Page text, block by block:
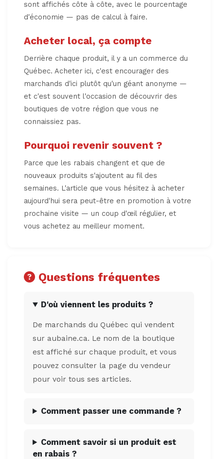
sont affichés côte à côte, avec le pourcentage
d'économie — pas de calcul à faire.
Acheter local, ça compte
Derrière chaque produit, il y a un commerce du
Québec. Acheter ici, c'est encourager des
marchands d'ici plutôt qu'un géant anonyme —
et c'est souvent l'occasion de découvrir des
boutiques de votre région que vous ne
connaissiez pas.
Pourquoi revenir souvent ?
Parce que les rabais changent et que de
nouveaux produits s'ajoutent au fil des
semaines. L'article que vous hésitez à acheter
aujourd'hui sera peut-être en promotion à votre
prochaine visite — un coup d'œil régulier, et
vous achetez au meilleur moment.
Questions fréquentes
D'où viennent les produits ?
De marchands du Québec qui vendent
sur aubaine.ca. Le nom de la boutique
est affiché sur chaque produit, et vous
pouvez consulter la page du vendeur
pour voir tous ses articles.
Comment passer une commande ?
Comment savoir si un produit est
en rabais ?